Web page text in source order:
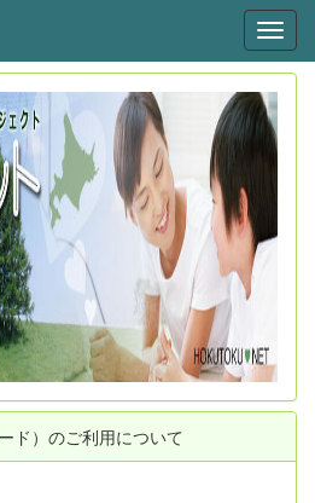
ド）のご利用について